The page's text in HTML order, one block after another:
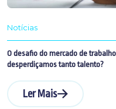
Notícias
O desafio do mercado de
desperdiçamos tanto talento?
Ler Mais